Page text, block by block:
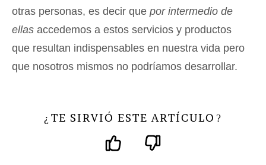
otras personas, es decir que por intermedio de
ellas accedemos a estos servicios y productos
que resultan indispensables en nuestra vida pero
que nosotros mismos no podríamos desarrollar.
¿ TE SIRVIÓ ESTE ARTÍCULO ?